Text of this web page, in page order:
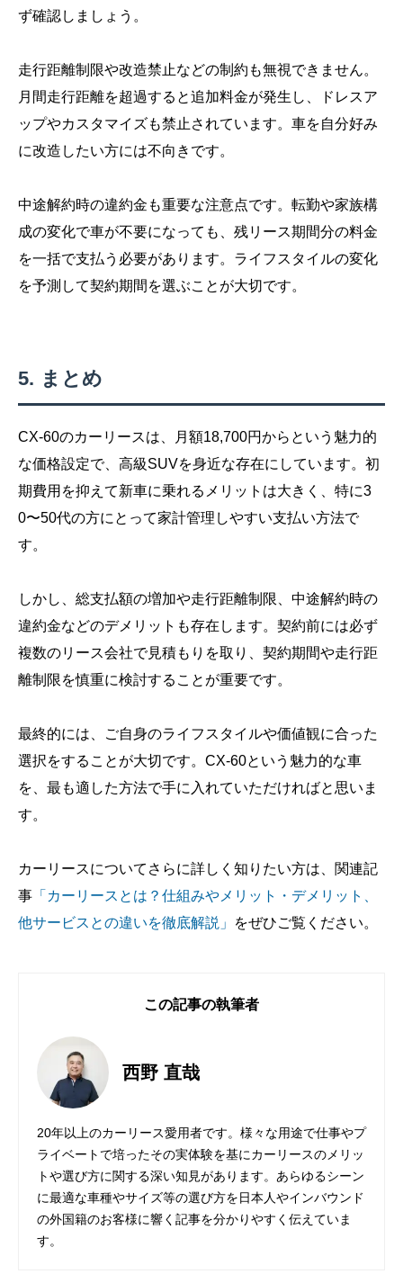
ず確認しましょう。
走行距離制限や改造禁止などの制約も無視できません。
月間走行距離を超過すると追加料金が発生し、ドレスア
ップやカスタマイズも禁止されています。車を自分好み
に改造したい方には不向きです。
中途解約時の違約金も重要な注意点です。転勤や家族構
成の変化で車が不要になっても、残リース期間分の料金
を一括で支払う必要があります。ライフスタイルの変化
を予測して契約期間を選ぶことが大切です。
まとめ
CX-60のカーリースは、月額18,700円からという魅力的
な価格設定で、高級SUVを身近な存在にしています。初
期費用を抑えて新車に乗れるメリットは大きく、特に3
0〜50代の方にとって家計管理しやすい支払い方法で
す。
しかし、総支払額の増加や走行距離制限、中途解約時の
違約金などのデメリットも存在します。契約前には必ず
複数のリース会社で見積もりを取り、契約期間や走行距
離制限を慎重に検討することが重要です。
最終的には、ご自身のライフスタイルや価値観に合った
選択をすることが大切です。CX-60という魅力的な車
を、最も適した方法で手に入れていただければと思いま
す。
カーリースについてさらに詳しく知りたい方は、関連記
事 「カーリースとは？仕組みやメリット・デメリット、
他サービスとの違いを徹底解説」
をぜひご覧ください。
この記事の執筆者
西野 直哉
20年以上のカーリース愛用者です。様々な用途で仕事やプ
ライベートで培ったその実体験を基にカーリースのメリッ
トや選び方に関する深い知見があります。あらゆるシーン
に最適な車種やサイズ等の選び方を日本人やインバウンド
の外国籍のお客様に響く記事を分かりやすく伝えていま
す。